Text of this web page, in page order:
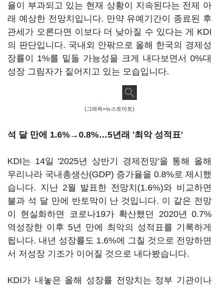
율이 부과되고 있는 현재 상황이 지속된다는 전제 아
래 예상한 전망치입니다. 만약 유예기간이 종료된 후
관세가 오른다면 이보다 더 낮아질 수 있다는 게 KDI
의 판단입니다. 국내외 안팎으로 올해 한국의 경제성
장률이 1%를 밑돌 가능성을 크게 내다보면서 0%대
성장 그림자가 짙어지고 있는 모습입니다.
(그래픽=뉴스토마토)
석 달 만에 1.6%→0.8%…5년래 '최악 성적표'
KDI는 14일 '2025년 상반기 경제전망'을 통해 올해
우리나라 국내총생산(GDP) 증가율을 0.8%로 제시했
습니다. 지난 2월 발표한 전망치(1.6%)와 비교하면
불과 석 달 만에 반토막이 난 것입니다. 이 같은 전망
이 현실화하면 코로나19가 확산했던 2020년 0.7%
역성장한 이후 5년 만에 최악의 성적표를 기록하게
됩니다. 내년 성장률도 1.6%에 그칠 것으로 전망하면
서 저성장 기조가 이어질 것으로 내다봤습니다.
KDI가 내놓은 올해 성장률 전망치는 정부 기관이나